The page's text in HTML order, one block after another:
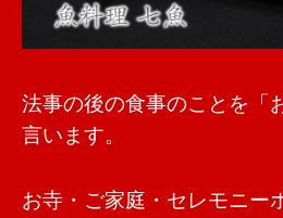
法事の後の食事のことを「
言います。
お寺・ご家庭・セレモニー